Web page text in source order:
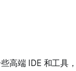
高端 IDE 和工具